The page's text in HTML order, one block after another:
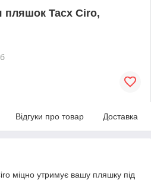
пляшок Tacx Ciro,
Відгуки про товар Доставка
міцно утримує вашу пляшку під